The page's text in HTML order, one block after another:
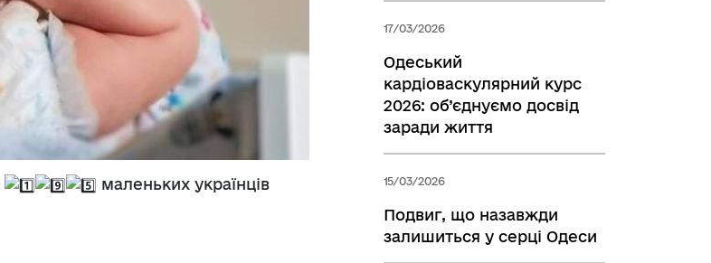
маленьких українців
17/03/2026
Одеський
кардіоваскулярний курс
2026: об’єднуємо досвід
заради життя
15/03/2026
Подвиг, що назавжди
залишиться у серці Одеси